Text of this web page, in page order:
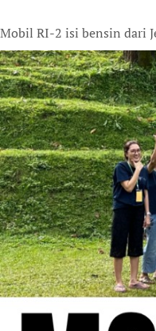
Mobil RI-2 isi bensin dari